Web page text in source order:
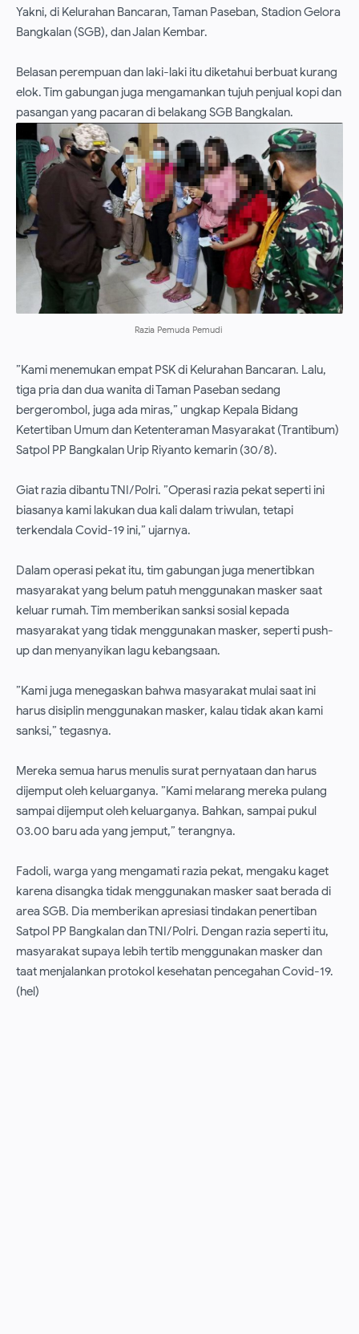
Yakni, di Kelurahan Bancaran, Taman Paseban, Stadion Gelora
Bangkalan (SGB), dan Jalan Kembar.
Belasan perempuan dan laki-laki itu diketahui berbuat kurang
elok. Tim gabungan juga mengamankan tujuh penjual kopi dan
pasangan yang pacaran di belakang SGB Bangkalan.
Razia Pemuda Pemudi
”Kami menemukan empat PSK di Kelurahan Bancaran. Lalu,
tiga pria dan dua wanita di Taman Paseban sedang
bergerombol, juga ada miras,” ungkap Kepala Bidang
Ketertiban Umum dan Ketenteraman Masyarakat (Trantibum)
Satpol PP Bangkalan Urip Riyanto kemarin (30/8).
Giat razia dibantu TNI/Polri. ”Operasi razia pekat seperti ini
biasanya kami lakukan dua kali dalam triwulan, tetapi
terkendala Covid-19 ini,” ujarnya.
Dalam operasi pekat itu, tim gabungan juga menertibkan
masyarakat yang belum patuh menggunakan masker saat
keluar rumah. Tim memberikan sanksi sosial kepada
masyarakat yang tidak menggunakan masker, seperti push-
up dan menyanyikan lagu kebangsaan.
”Kami juga menegaskan bahwa masyarakat mulai saat ini
harus disiplin menggunakan masker, kalau tidak akan kami
sanksi,” tegasnya.
Mereka semua harus menulis surat pernyataan dan harus
dijemput oleh keluarganya. ”Kami melarang mereka pulang
sampai dijemput oleh keluarganya. Bahkan, sampai pukul
03.00 baru ada yang jemput,” terangnya.
Fadoli, warga yang mengamati razia pekat, mengaku kaget
karena disangka tidak menggunakan masker saat berada di
area SGB. Dia memberikan apresiasi tindakan penertiban
Satpol PP Bangkalan dan TNI/Polri. Dengan razia seperti itu,
masyarakat supaya lebih tertib menggunakan masker dan
taat menjalankan protokol kesehatan pencegahan Covid-19.
(hel)